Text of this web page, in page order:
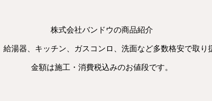
株式会社バンドウの商品紹介
給湯器、キッチン、ガスコンロ、洗面など多数格安で取り
金額は施工・消費税込みのお値段です。